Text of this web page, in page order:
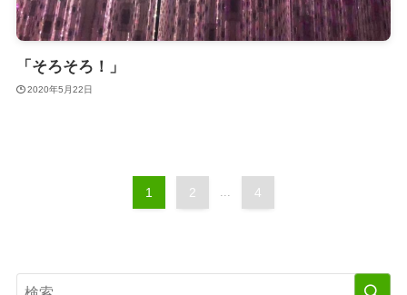
「そろそろ！」
2020年5月22日
1 2 ... 4